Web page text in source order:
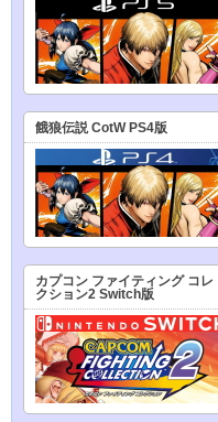
餓狼伝説 CotW PS4版
カプコン ファイティング コレ
クション2 Switch版